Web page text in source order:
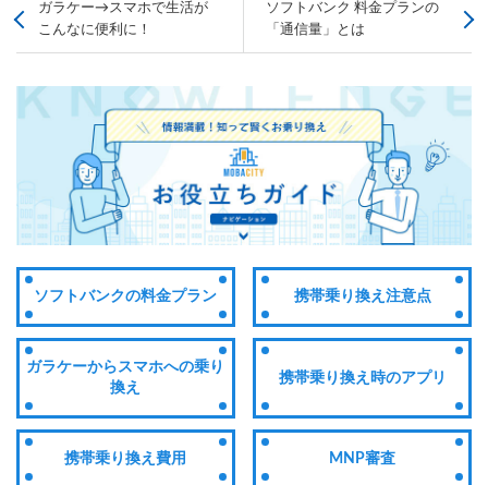
ガラケー→スマホで生活が
こんなに便利に！
ソフトバンク 料金プランの
「通信量」とは
ソフトバンクの料金プラン 携帯乗り換え注意点
ガラケーからスマホへの乗り
換え
携帯乗り換え時のアプリ
携帯乗り換え費用 MNP審査